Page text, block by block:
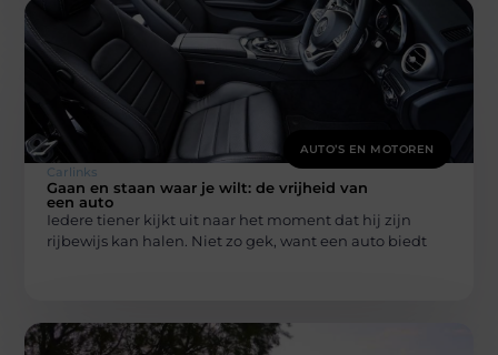
AUTO’S EN MOTOREN
Carlinks
Gaan en staan waar je wilt: de vrijheid van
een auto
Iedere tiener kijkt uit naar het moment dat hij zijn
rijbewijs kan halen. Niet zo gek, want een auto biedt